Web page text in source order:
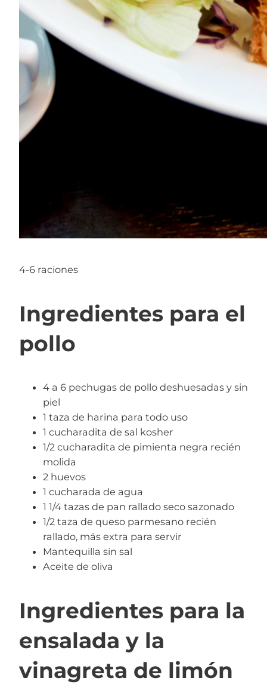
4-6 raciones
Ingredientes para el
pollo
4 a 6 pechugas de pollo deshuesadas y sin
piel
1 taza de harina para todo uso
1 cucharadita de sal kosher
1/2 cucharadita de pimienta negra recién
molida
2 huevos
1 cucharada de agua
1 1/4 tazas de pan rallado seco sazonado
1/2 taza de queso parmesano recién
rallado, más extra para servir
Mantequilla sin sal
Aceite de oliva
Ingredientes para la
ensalada y la
vinagreta de limón